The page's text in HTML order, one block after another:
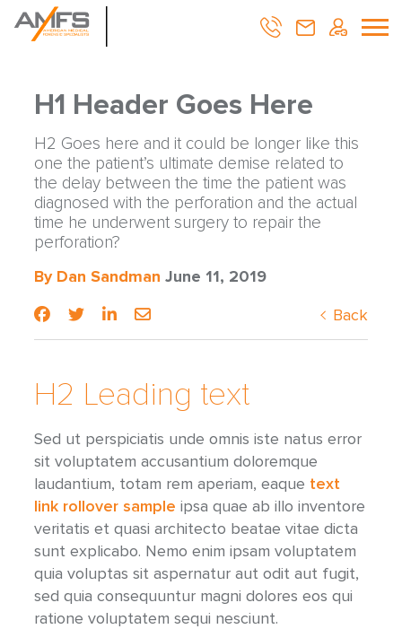
H1 Header Goes Here
H2 Goes here and it could be longer like this
one the patient’s ultimate demise related to
the delay between the time the patient was
diagnosed with the perforation and the actual
time he underwent surgery to repair the
perforation?
By Dan Sandman June 11, 2019
Back
H2 Leading text
Sed ut perspiciatis unde omnis iste natus error
sit voluptatem accusantium doloremque
laudantium, totam rem aperiam, eaque text
link rollover sample ipsa quae ab illo inventore
veritatis et quasi architecto beatae vitae dicta
sunt explicabo. Nemo enim ipsam voluptatem
quia voluptas sit aspernatur aut odit aut fugit,
sed quia consequuntur magni dolores eos qui
ratione voluptatem sequi nesciunt.